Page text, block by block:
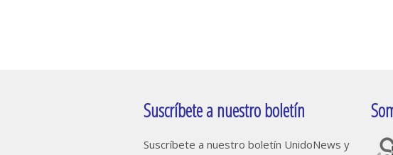
Suscríbete a nuestro boletín
Suscríbete a nuestro boletín UnidoNews y